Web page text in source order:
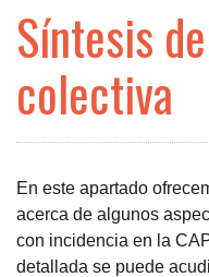
Síntesis
colectiva
En este apartado
acerca de algunos
con incidencia en la
detallada se puede